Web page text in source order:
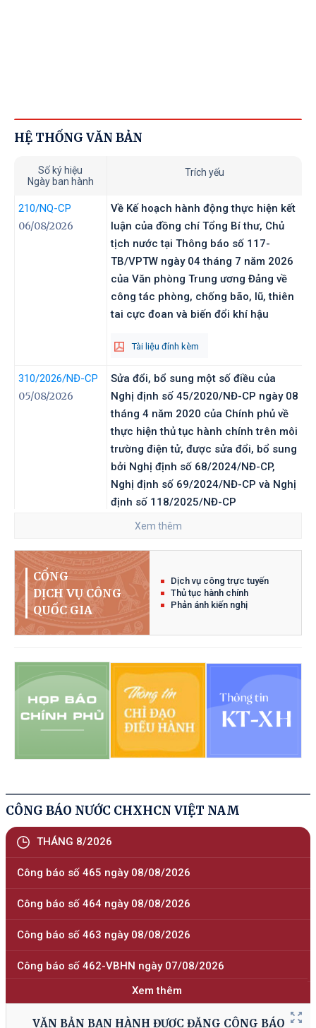
HỆ THỐNG VĂN BẢN
Số ký hiệu
Ngày ban hành
Trích yếu
210/NQ-CP
06/08/2026
Về Kế hoạch hành động thực hiện kết
luận của đồng chí Tổng Bí thư, Chủ
tịch nước tại Thông báo số 117-
TB/VPTW ngày 04 tháng 7 năm 2026
của Văn phòng Trung ương Đảng về
công tác phòng, chống bão, lũ, thiên
tai cực đoan và biến đổi khí hậu
Tài liệu đính kèm
310/2026/NĐ-CP
05/08/2026
Sửa đổi, bổ sung một số điều của
Nghị định số 45/2020/NĐ-CP ngày 08
tháng 4 năm 2020 của Chính phủ về
thực hiện thủ tục hành chính trên môi
trường điện tử, được sửa đổi, bổ sung
bởi Nghị định số 68/2024/NĐ-CP,
Nghị định số 69/2024/NĐ-CP và Nghị
định số 118/2025/NĐ-СР
309/2026 /NĐ-CP
05/08/2026
Sửa đổi, bổ sung một số điều của
Nghị định số 118/2025/NĐ-CP ngày
09 tháng 6 năm 2025 của Chính phủ
về thực hiện thủ tục hành chính theo
cơ chế một cửa, một cửa liên thông
công quốc gia, được sửa đổi, bổ
sung bởi Nghị định số 367/2025/NĐ-
СР
hỗ trợ của Nhà nước đối với doanh
nghiệp và Quỹ đào tạo nhân lực của
doanh nghiệp
Tài liệu đính kèm
41/2026/QĐ-TTg
Bãi bỏ một số văn bản quy phạm
05/08/2026
Về Tiêu chí phân loại doanh nghiệp
để thực hiện cơ cấu lại vốn nhà nước
tại doanh nghiệp nhà nước, doanh
Xem thêm
CỔNG
DỊCH VỤ CÔNG
QUỐC GIA
Dịch vụ công trực tuyến
Thủ tục hành chính
Phản ánh kiến nghị